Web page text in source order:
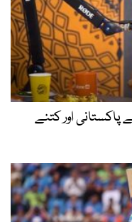
میں کتنے پاکستانی اور کتنے